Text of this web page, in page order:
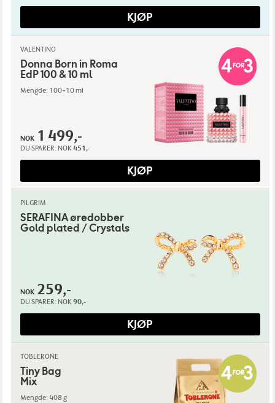
KJØP
VALENTINO
Donna Born in Roma
EdP 100 & 10 ml
Mengde: 100+10 ml
NOK 1 499,-
DU SPARER: NOK 451,-
KJØP
PILGRIM
SERAFINA øredobber
Gold plated / Crystals
NOK 259,-
DU SPARER: NOK 90,-
KJØP
TOBLERONE
Tiny Bag
Mix
Mengde: 408 g